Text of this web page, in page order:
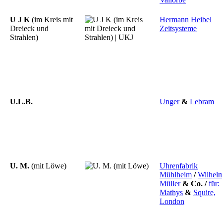
U J K (im Kreis mit
Dreieck und
Strahlen)
Hermann Heibel
Zeitsysteme
U.L.B. Unger & Lebram
U. M. (mit Löwe)
Uhrenfabrik
Mühlheim /
Müller & Co. /für:
Mathys & Squire,
London